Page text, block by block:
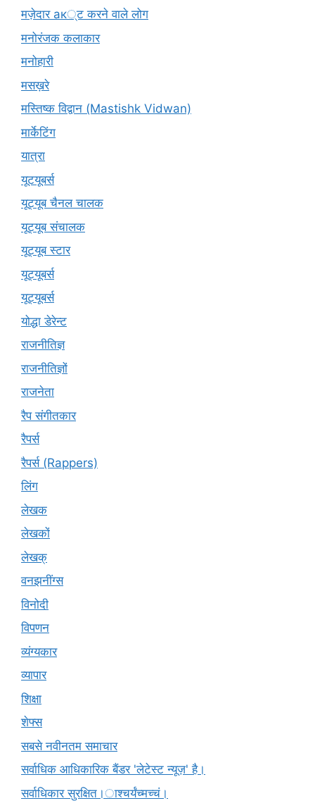
मज़ेदार ак्ट करने वाले लोग
मनोरंजक कलाकार
मनोहारी
मसख़रे
मस्तिष्क विद्वान (Mastishk Vidwan)
मार्केटिंग
यात्रा
यूटयूबर्स
यूट्यूब चैनल चालक
यूट्यूब संचालक
यूट्यूब स्टार
यूट्‍यूबर्स
यूट्यूबर्स
योद्धा डेरेन्ट
राजनीतिज्ञ
राजनीतिज्ञों
राजनेता
रैप संगीतकार
रैपर्स
रैपर्स (Rappers)
लिंग
लेखक
लेखकों
लेखक्
वनझनींग्स
विनोदी
विपणन
व्यंग्यकार
व्यापार
शिक्षा
शेफ्स
सबसे नवीनतम समाचार
सर्वाधिक आधिकारिक बैंडर 'लेटेस्ट न्यूज़' है।
सर्वाधिकार सुरक्षित।ाश्चर्यंच्मच्चं।